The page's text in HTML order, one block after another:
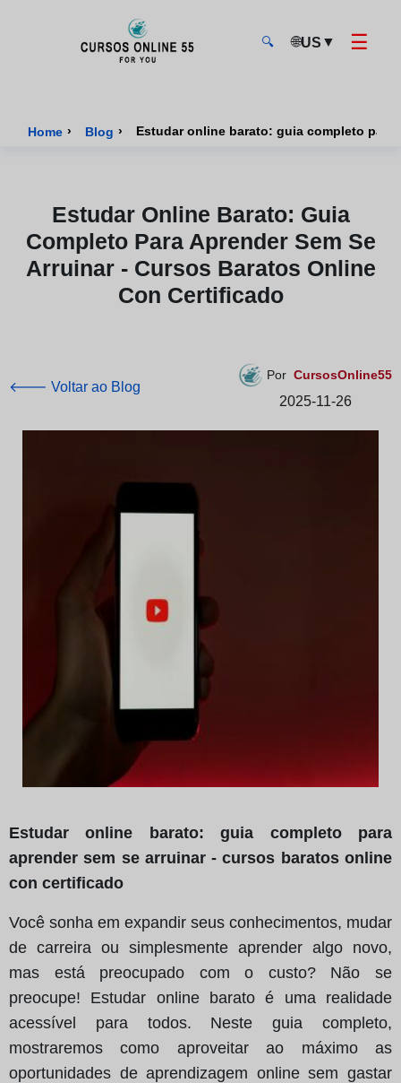
🔍 🌐US ▼ ☰
Home › Blog ›
Estudar Online Barato: Guia
Completo Para Aprender Sem Se
Arruinar - Cursos Baratos Online
Con Certificado
🡐 Voltar ao Blog
Por CursosOnline55
2025-11-26
Estudar online barato: guia completo para
aprender sem se arruinar - cursos baratos online
con certificado
Você sonha em expandir seus conhecimentos, mudar
de carreira ou simplesmente aprender algo novo,
mas está preocupado com o custo? Não se
preocupe! Estudar online barato é uma realidade
acessível para todos. Neste guia completo,
mostraremos como aproveitar ao máximo as
oportunidades de aprendizagem online sem gastar